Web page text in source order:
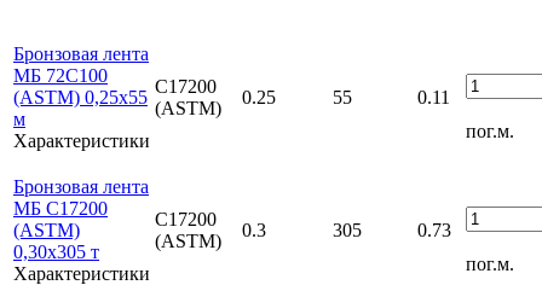
Бронзовая лента
МБ 72С100
(ASTM) 0,25х55
м
Характеристики
С17200
(ASTM)
0.25 55
0.11
пог.м.
Бронзовая лента
МБ С17200
(ASTM)
0,30х305 т
Характеристики
С17200
(ASTM)
0.3 305
0.73
пог.м.